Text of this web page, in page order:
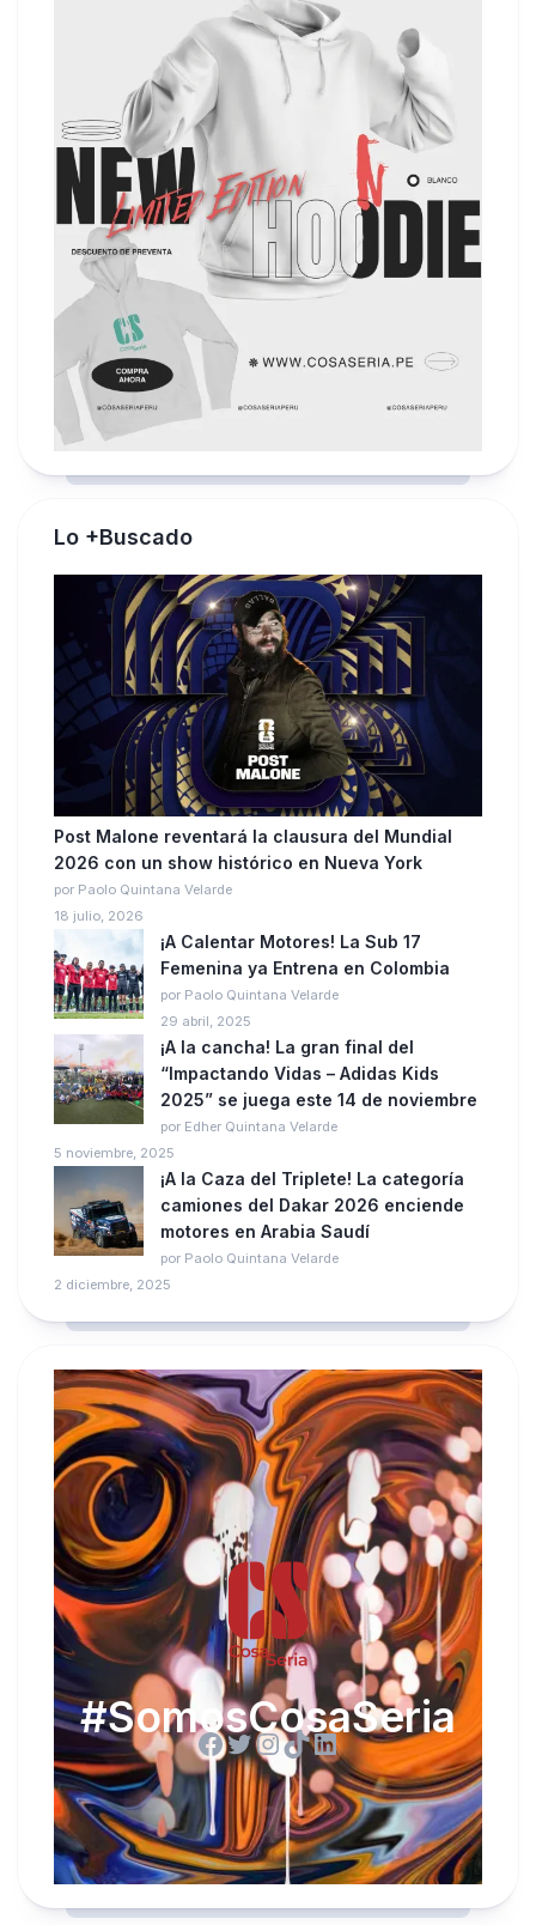
Lo +Buscado
Post Malone reventará la clausura del Mundial
2026 con un show histórico en Nueva York
por Paolo Quintana Velarde
18 julio, 2026
¡A Calentar Motores! La Sub 17
Femenina ya Entrena en Colombia
por Paolo Quintana Velarde
29 abril, 2025
¡A la cancha! La gran final del
“Impactando Vidas – Adidas Kids
2025” se juega este 14 de noviembre
por Edher Quintana Velarde
5 noviembre, 2025
¡A la Caza del Triplete! La categoría
camiones del Dakar 2026 enciende
motores en Arabia Saudí
por Paolo Quintana Velarde
2 diciembre, 2025
#SomosCosaSeria
Facebook
Twitter
Instagram
TikTok
LinkedIn